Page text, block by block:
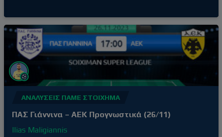
με τη νίκη επί του Βόλου εκτός έδρας, με σκορ
0-2, αφήνοντας πίσω του την απρόσμενη ήττα
στο γήπεδό του από τον Ατρόμητο (1-3) δύο
αγωνιστικές πριν. Τρίτη νίκη στα
ΑΝΑΛΎΣΕΙΣ ΠΆΜΕ ΣΤΟΊΧΗΜΑ
ΠΑΣ Γιάννινα – ΑΕΚ Προγνωστικά (26/11)
Ilias Maligiannis